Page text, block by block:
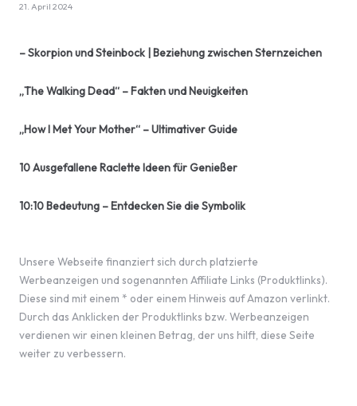
21. April 2024
– Skorpion und Steinbock | Beziehung zwischen Sternzeichen
„The Walking Dead“ – Fakten und Neuigkeiten
„How I Met Your Mother“ – Ultimativer Guide
10 Ausgefallene Raclette Ideen für Genießer
10:10 Bedeutung – Entdecken Sie die Symbolik
Unsere Webseite finanziert sich durch platzierte
Werbeanzeigen und sogenannten Affiliate Links (Produktlinks).
Diese sind mit einem * oder einem Hinweis auf Amazon verlinkt.
Durch das Anklicken der Produktlinks bzw. Werbeanzeigen
verdienen wir einen kleinen Betrag, der uns hilft, diese Seite
weiter zu verbessern.